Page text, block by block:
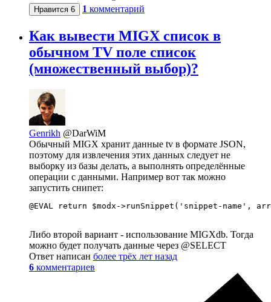
Нравится 6 1 комментарий
Как вывести MIGX список в
обычном TV поле список
(множественный выбор)?
Genrikh @DarWiM
Обычный MIGX хранит данные tv в формате JSON,
поэтому для извлечения этих данных следует не
выборку из базы делать, а выполнять определённые
операции с данными. Например вот так можно
запустить снипет:
@EVAL return $modx->runSnippet('snippet-name',
Либо второй вариант - использование MIGXdb. Тогда
можно будет получать данные через @SELECT
Ответ написан более трёх лет назад
6 комментариев